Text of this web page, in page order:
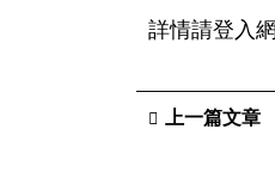
詳情請登入網
上一篇文章